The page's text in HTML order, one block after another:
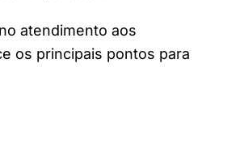
atendimento aos
os principais pontos para